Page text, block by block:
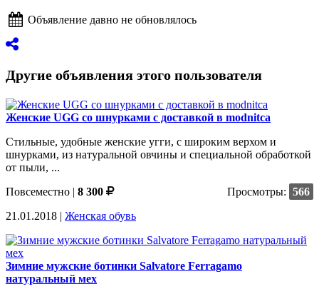
Объявление давно не обновлялось
Другие объявления этого пользователя
Женские UGG со шнурками с доставкой в modnitca
Стильные, удобные женские угги, с широким верхом и
шнурками, из натуральной овчины и специальной обработкой
от пыли, ...
Повсеместно | 8 300 Просмотры: 566
21.01.2018 | Женская обувь
Зимние мужские ботинки Salvatore Ferragamo
натуральный мех